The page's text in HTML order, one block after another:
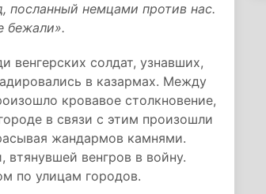
посланный немцами против нас.
бежали».
венгерских солдат, узнавших,
в казармах. Между
кровавое столкновение,
в связи с этим произошли
жандармов камнями.
венгров в войну.
по улицам городов.